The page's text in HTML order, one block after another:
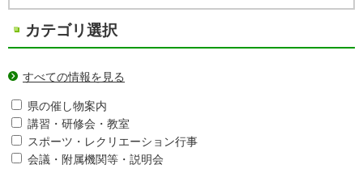
カテゴリ選択
すべての情報を見る
県の催し物案内
講習・研修会・教室
スポーツ・レクリエーション行事
会議・附属機関等・説明会